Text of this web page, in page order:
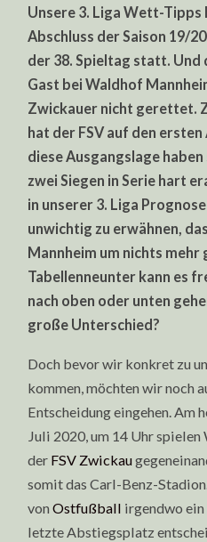
Unsere 3. Liga Wett-Tipps
Abschluss der Saison 19/
der 38. Spieltag statt. Und
Gast bei Waldhof
Zwickauer nicht gerettet.
hat der FSV auf den
diese Ausgangslage
zwei Siegen in Serie hart
in unserer 3. Liga
unwichtig zu erwähnen,
Mannheim um nichts mehr
Tabellenneunter kann es
nach oben oder unten
große Unterschied?
Doch bevor wir konkret zu
kommen, möchten wir noch
Entscheidung eingehen. Am
Juli 2020, um 14 Uhr
der FSV Zwickau
somit das Carl-Benz-
vonOstfußball irgendwo
letzte Abstiegsplatz